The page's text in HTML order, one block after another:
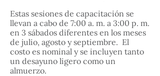
Estas sesiones de capacitación se
llevan a cabo de 7:00 a. m. a 3:00 p. m.
en 3 sábados diferentes en los meses
de julio, agosto y septiembre. El
costo es nominal y se incluyen tanto
un desayuno ligero como un
almuerzo.